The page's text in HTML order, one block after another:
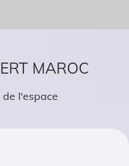
MAROC
l'espace